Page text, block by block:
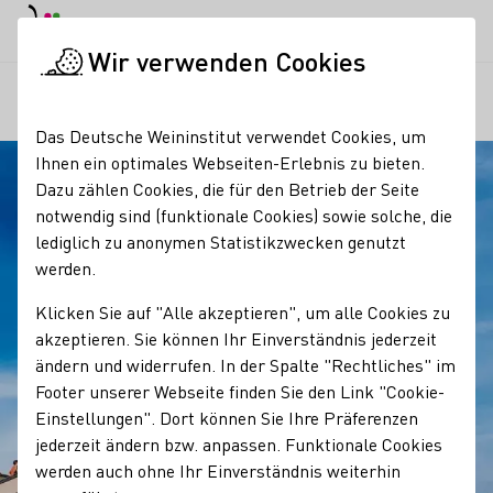
Wir verwenden Cookies
Das Deutsche Weininstitut verwendet Cookies, um
Ihnen ein optimales Webseiten-Erlebnis zu bieten.
Dazu zählen Cookies, die für den Betrieb der Seite
notwendig sind (funktionale Cookies) sowie solche, die
lediglich zu anonymen Statistikzwecken genutzt
werden.
Klicken Sie auf "Alle akzeptieren", um alle Cookies zu
akzeptieren. Sie können Ihr Einverständnis jederzeit
ändern und widerrufen. In der Spalte "Rechtliches" im
Footer unserer Webseite finden Sie den Link "Cookie-
Einstellungen". Dort können Sie Ihre Präferenzen
jederzeit ändern bzw. anpassen. Funktionale Cookies
werden auch ohne Ihr Einverständnis weiterhin